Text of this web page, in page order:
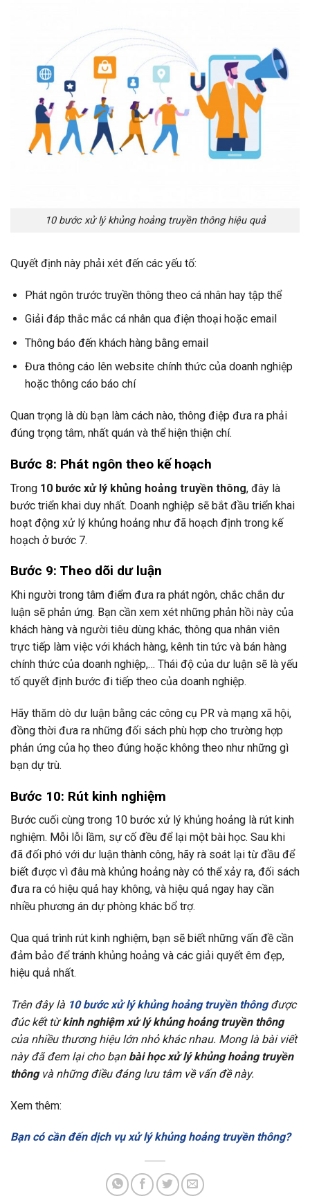
10 bước xử lý khủng hoảng truyền thông hiệu quả
Quyết định này phải xét đến các yếu tố:
Phát ngôn trước truyền thông theo cá nhân hay tập thể
Giải đáp thắc mắc cá nhân qua điện thoại hoặc email
Thông báo đến khách hàng bằng email
Đưa thông cáo lên website chính thức của doanh nghiệp
hoặc thông cáo báo chí
Quan trọng là dù bạn làm cách nào, thông điệp đưa ra phải
đúng trọng tâm, nhất quán và thể hiện thiện chí.
Bước 8: Phát ngôn theo kế hoạch
Trong 10 bước xử lý khủng hoảng truyền thông, đây là
bước triển khai duy nhất. Doanh nghiệp sẽ bắt đầu triển khai
hoạt động xử lý khủng hoảng như đã hoạch định trong kế
hoạch ở bước 7.
Bước 9: Theo dõi dư luận
Khi người trong tâm điểm đưa ra phát ngôn, chắc chắn dư
luận sẽ phản ứng. Bạn cần xem xét những phản hồi này của
khách hàng và người tiêu dùng khác, thông qua nhân viên
trực tiếp làm việc với khách hàng, kênh tin tức và bán hàng
chính thức của doanh nghiệp,… Thái độ của dư luận sẽ là yếu
tố quyết định bước đi tiếp theo của doanh nghiệp.
Hãy thăm dò dư luận bằng các công cụ PR và mạng xã hội,
đồng thời đưa ra những đối sách phù hợp cho trường hợp
phản ứng của họ theo đúng hoặc không theo như những gì
bạn dự trù.
Bước 10: Rút kinh nghiệm
Bước cuối cùng trong 10 bước xử lý khủng hoảng là rút kinh
nghiệm. Mỗi lỗi lầm, sự cố đều để lại một bài học. Sau khi
đã đối phó với dư luận thành công, hãy rà soát lại từ đầu để
biết được vì đâu mà khủng hoảng này có thể xảy ra, đối sách
đưa ra có hiệu quả hay không, và hiệu quả ngay hay cần
nhiều phương án dự phòng khác bổ trợ.
Qua quá trình rút kinh nghiệm, bạn sẽ biết những vấn đề cần
đảm bảo để tránh khủng hoảng và các giải quyết êm đẹp,
hiệu quả nhất.
Trên đây là 10 bước xử lý khủng hoảng truyền thôngđược
đúc kết từkinh nghiệm xử lý khủng hoảng truyền thông
của nhiều thương hiệu lớn nhỏ khác nhau. Mong là bài viết
này đã đem lại cho bạn bài học xử lý khủng hoảng truyền
thôngvà những điều đáng lưu tâm về vấn đề này.
Xem thêm:
Bạn có cần đến dịch vụ xử lý khủng hoảng truyền thông?